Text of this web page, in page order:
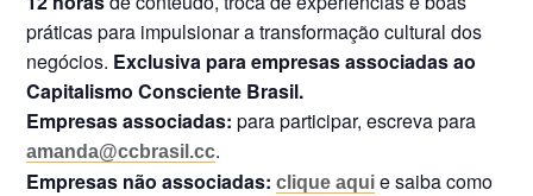
práticas para impulsionar a transformação cultural dos
negócios. Exclusiva para empresas associadas ao
Capitalismo Consciente Brasil.
Empresas associadas: para participar, escreva para
amanda@ccbrasil.cc.
Empresas não associadas: clique aqui e saiba como